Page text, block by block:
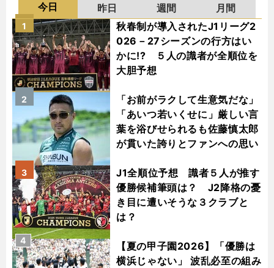
今日 昨日 週間
月間
秋春制が導入されたJ1リーグ2
026－27シーズンの行方はい
かに!? ５人の識者が全順位を
大胆予想
1
「お前がラクして生意気だな」
「あいつ若いくせに」厳しい言
葉を浴びせられるも佐藤慎太郎
が貫いた誇りとファンへの思い
2
J1全順位予想 識者５人が推す
優勝候補筆頭は？ J2降格の憂
き目に遭いそうな３クラブと
は？
3
【夏の甲子園2026】「優勝は
横浜じゃない」 波乱必至の組み
4